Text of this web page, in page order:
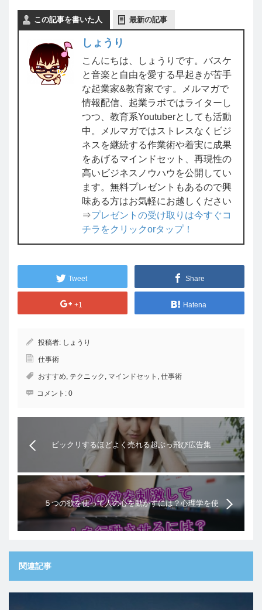
この記事を書いた人 最新の記事
しょうり
こんにちは、しょうりです。バスケ
と音楽と自由を愛する早起きが苦手
な起業家&教育家です。メルマガで
情報配信、起業ラボではライターし
つつ、教育系Youtuberとしても活動
中。メルマガではストレスなくビジ
ネスを継続する作業術や着実に成果
をあげるマインドセット、再現性の
高いビジネスノウハウを公開してい
ます。無料プレゼントもあるので興
味ある方はお気軽にお越しください
⇒プレゼントの受け取りは今すぐコ
チラをクリックorタップ！
Tweet Share
+1 Hatena
投稿者: しょうり
仕事術
おすすめ, テクニック , マインドセット , 仕事術
コメント: 0
ビックリするほどよく売れる超ぶっ飛び広告集
５つの欲を使って人の心を動かすには？心理学を使
ったコピーライティング術！
関連記事